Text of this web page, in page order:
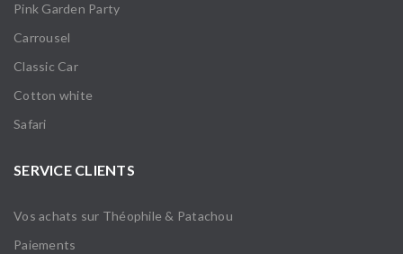
Pink Garden Party
Carrousel
Classic Car
Cotton white
Safari
SERVICE CLIENTS
Vos achats sur Théophile & Patachou
Paiements